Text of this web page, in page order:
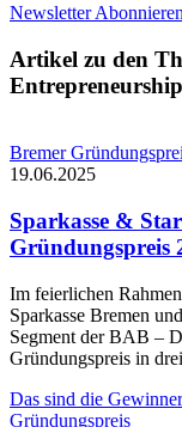
Newsletter Abonnieren
Artikel zu den
Entrepreneurship
Bremer
19.06.2025
Sparkasse &
Gründungspreis
Im feierlichen
Sparkasse Bremen
Segment der BAB –
Gründungspreis in
Das sind die
Gründungspreis